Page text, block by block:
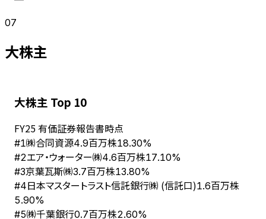
07
大株主
大株主 Top 10
FY25 有価証券報告書時点
#1㈱合同資源4.9百万株18.30%
#2エア・ウォーター㈱4.6百万株17.10%
#3京葉瓦斯㈱3.7百万株13.80%
#4日本マスタートラスト信託銀行㈱ (信託口)1.6百万株
5.90%
#5㈱千葉銀行0.7百万株2.60%